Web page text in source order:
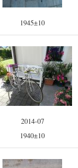
1945±10
2014-07
1940±10